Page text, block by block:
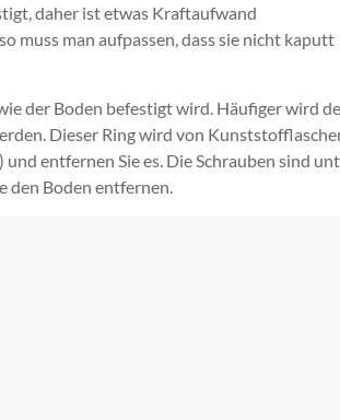
daher ist etwas Kraftaufwand
muss man aufpassen, dass sie nicht kaputt
der Boden befestigt wird. Häufiger wird
Dieser Ring wird von
entfernen Sie es. Die Schrauben sind
den Boden entfernen.